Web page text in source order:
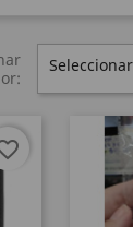
Seleccionar